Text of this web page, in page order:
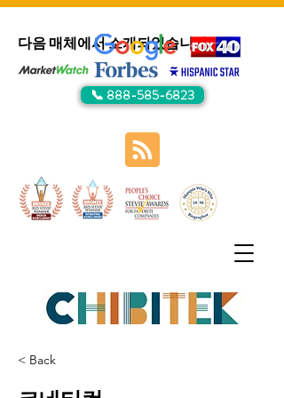
다음 매체에서 소개되었습니다:
📞 888-585-6823
< Back